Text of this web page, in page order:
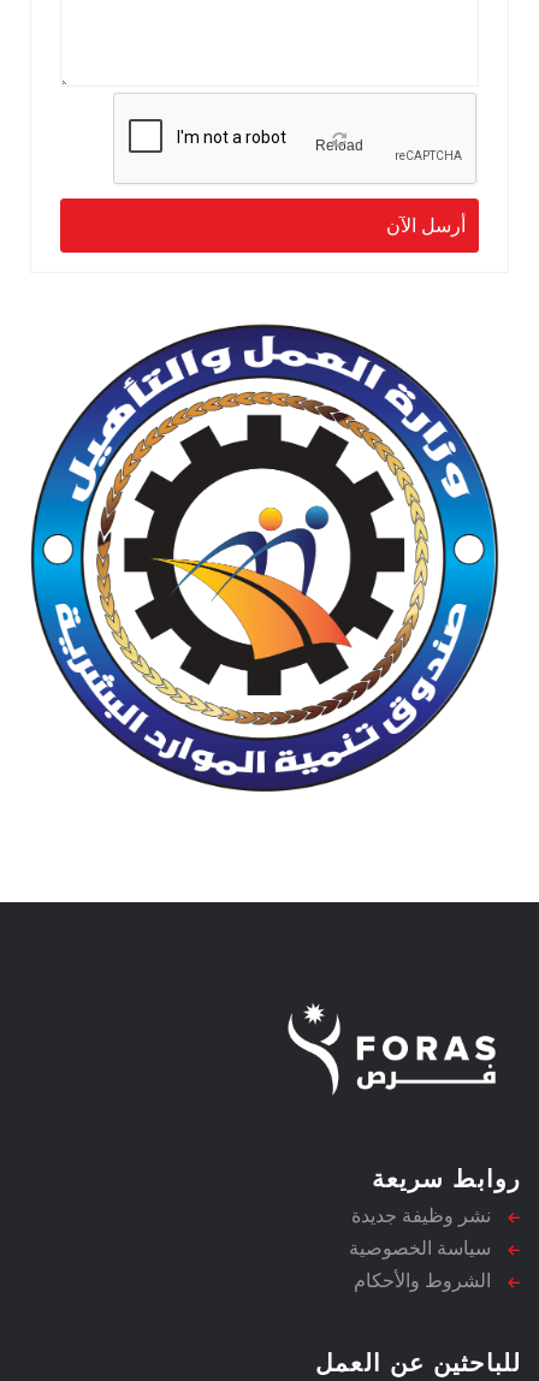
Reload
روابط سريعة
نشر وظيفة جديدة
سياسة الخصوصية
الشروط والأحكام
للباحثين عن العمل